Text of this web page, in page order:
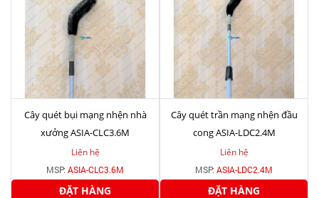
Cây quét bụi mạng nhện nhà
xưởng ASIA-CLC3.6M
Liên hệ
MSP: ASIA-CLC3.6M
ĐẶT HÀNG
Cây quét trần mạng nhện đầu
cong ASIA-LDC2.4M
Liên hệ
MSP: ASIA-LDC2.4M
ĐẶT HÀNG